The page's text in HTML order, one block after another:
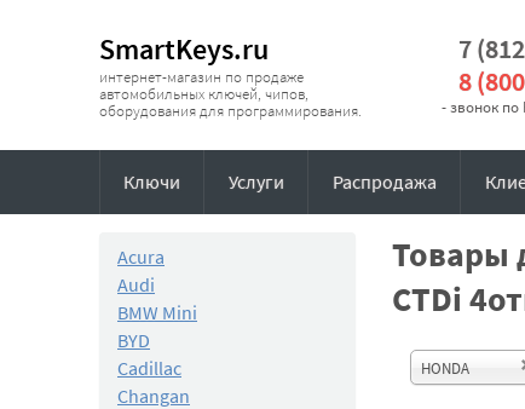
SmartKeys.ru
интернет-магазин по продаже
автомобильных ключей, чипов,
оборудования для программирования.
7
8
- звонок по
Ключи Услуги Распродажа
Acura
Audi
BMW Mini
BYD
Cadillac
Changan
Товары
CTDi
HONDA